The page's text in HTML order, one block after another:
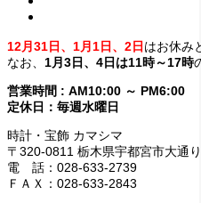
12月31日、1月1日、2日 はお休み
なお、 1月3日、4日は11時～17時
営業時間 : AM10:00 ～ PM6:00
定休日：毎週水曜日
時計・宝飾 カマシマ
〒320-0811 栃木県宇都宮市大通
電 話：028-633-2739
ＦＡＸ：028-633-2843